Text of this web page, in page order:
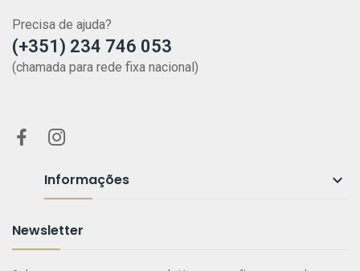
Precisa de ajuda?
(+351) 234 746 053
(chamada para rede fixa nacional)
Informações 
Newsletter